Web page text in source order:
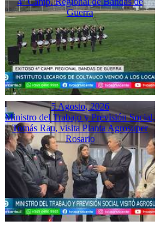
Guerra
5 Agosto, 2026
Ministro del Trabajo y Previsión Social,
Tomás Rau, visita Planta Agrosuper
Rosario